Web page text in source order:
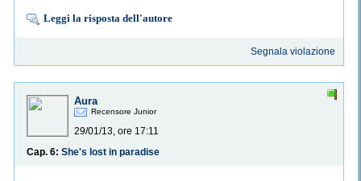
Leggi la risposta dell'autore
Segnala violazione
Aura
Recensore Junior
29/01/13, ore 17:11
Cap. 6: She's lost in paradise